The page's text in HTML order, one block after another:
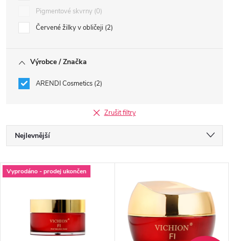
Pigmentové skvrny 0
Červené žilky v obličeji 2
Výrobce / Značka
ARENDI Cosmetics 2
Zrušit filtry
Ř
a
Nejlevnější
Nejprodávanější
Abecedně
V
Vyprodáno - prodej ukončen